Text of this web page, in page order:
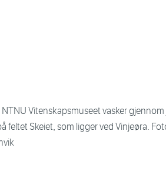
Vitenskapsmuseet vasker
feltet Skeiet, som ligger ved Vinjeøra.